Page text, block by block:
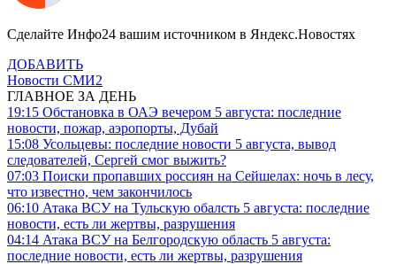
Сделайте Инфо24 вашим источником в Яндекс.Новостях
ДОБАВИТЬ
Новости СМИ2
ГЛАВНОЕ ЗА ДЕНЬ
19:15 Обстановка в ОАЭ вечером 5 августа: последние
новости, пожар, аэропорты, Дубай
15:08 Усольцевы: последние новости 5 августа, вывод
следователей, Сергей смог выжить?
07:03 Поиски пропавших россиян на Сейшелах: ночь в лесу,
что известно, чем закончилось
06:10 Атака ВСУ на Тульскую обалсть 5 августа: последние
новости, есть ли жертвы, разрушения
04:14 Атака ВСУ на Белгородскую область 5 августа:
последние новости, есть ли жертвы, разрушения